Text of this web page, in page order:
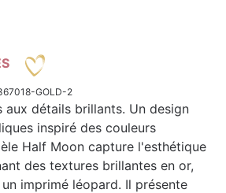
GOLD-2
aux détails brillants. Un design
inspiré des couleurs
Half Moon capture l'esthétique
des textures brillantes en or,
imprimé léopard. Il présente